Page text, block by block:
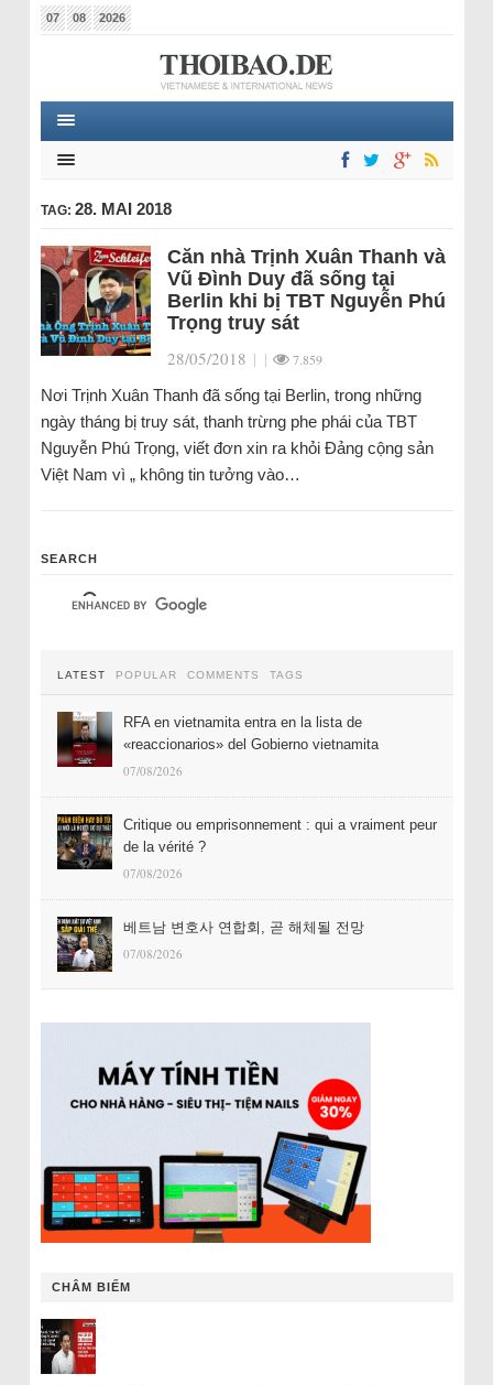
07 08 2026
TAG: 28. MAI 2018
Căn nhà Trịnh Xuân Thanh và
Vũ Đình Duy đã sống tại
Berlin khi bị TBT Nguyễn Phú
Trọng truy sát
28/05/2018 | | 7.859
Nơi Trịnh Xuân Thanh đã sống tại Berlin, trong những
ngày tháng bị truy sát, thanh trừng phe phái của TBT
Nguyễn Phú Trọng, viết đơn xin ra khỏi Đảng cộng sản
Việt Nam vì „ không tin tưởng vào…
SEARCH
LATEST POPULAR COMMENTS TAGS
RFA en vietnamita entra en la lista de
«reaccionarios» del Gobierno vietnamita
07/08/2026
Critique ou emprisonnement : qui a vraiment peur
de la vérité ?
07/08/2026
베트남 변호사 연합회, 곧 해체될 전망
07/08/2026
CHÂM BIẾM